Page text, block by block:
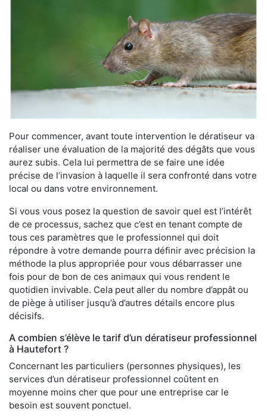
Pour commencer, avant toute intervention le dératiseur va
réaliser une évaluation de la majorité des dégâts que vous
aurez subis. Cela lui permettra de se faire une idée
précise de l’invasion à laquelle il sera confronté dans votre
local ou dans votre environnement.
Si vous vous posez la question de savoir quel est l’intérêt
de ce processus, sachez que c’est en tenant compte de
tous ces paramètres que le professionnel qui doit
répondre à votre demande pourra définir avec précision la
méthode la plus appropriée pour vous débarrasser une
fois pour de bon de ces animaux qui vous rendent le
quotidien invivable. Cela peut aller du nombre d’appât ou
de piège à utiliser jusqu’à d’autres détails encore plus
décisifs.
A combien s’élève le tarif d’un dératiseur professionnel
à Hautefort ?
Concernant les particuliers (personnes physiques), les
services d’un dératiseur professionnel coûtent en
moyenne moins cher que pour une entreprise car le
besoin est souvent ponctuel.